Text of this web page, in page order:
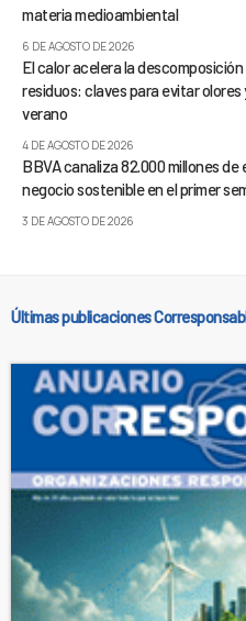
materia medioambiental
6 DE AGOSTO DE 2026
El calor acelera la descomposición
residuos: claves para evitar olores
verano
4 DE AGOSTO DE 2026
BBVA canaliza 82.000 millones de
negocio sostenible en el primer
3 DE AGOSTO DE 2026
Últimas publicaciones